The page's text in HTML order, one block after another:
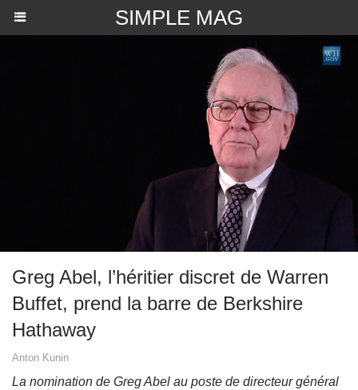
SIMPLE MAG
Greg Abel, l’héritier discret de Warren
Buffet, prend la barre de Berkshire
Hathaway
Anton Kunin
La nomination de Greg Abel au poste de directeur général